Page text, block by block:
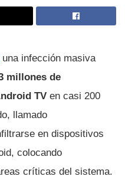
una infección masiva
millones de
TV en casi 200
llamado
en dispositivos
colocando
críticas del sistema.